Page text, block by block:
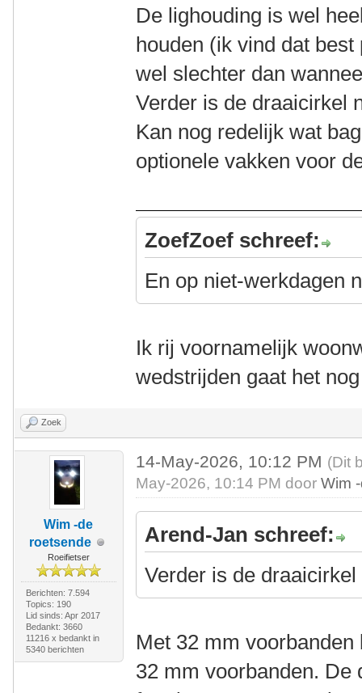
De lighouding is wel
houden (ik vind dat
wel slechter dan
Verder is de draaicirkel
Kan nog redelijk wat
optionele vakken voor
ZoefZoef schreef:
En op niet-werkdagen
Ik rij voornamelijk
wedstrijden gaat het
Zoek
Wim -de
roetsende
Roeifietser
Berichten: 7.594
Topics: 190
Lid sinds: Apr 2017
Bedankt: 3660
11216 x bedankt in
5340 berichten
14-May-2026, 10:12 PM (Dit
May-2026, 10:14 PM doorWim
Arend-Jan schreef:
Verder is de
Met 32 mm
32 mm voorbanden. De